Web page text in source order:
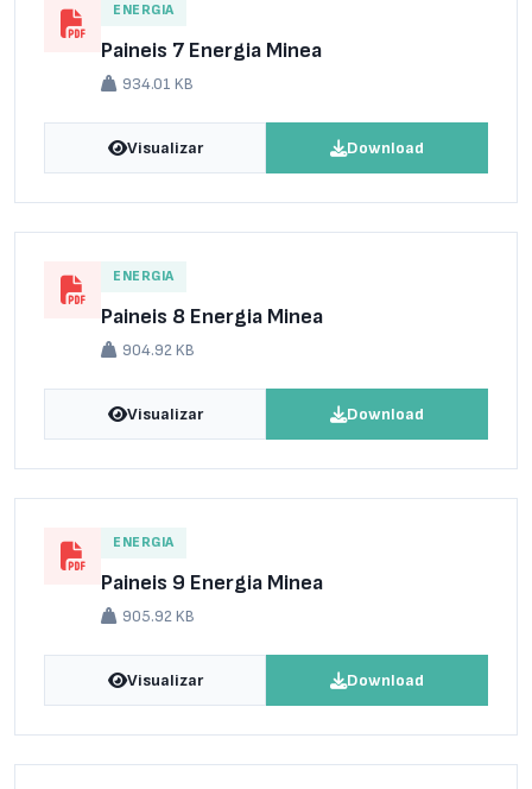
ENERGIA
Paineis 7 Energia Minea
934.01 KB
Visualizar Download
ENERGIA
Paineis 8 Energia Minea
904.92 KB
Visualizar Download
ENERGIA
Paineis 9 Energia Minea
905.92 KB
Visualizar Download